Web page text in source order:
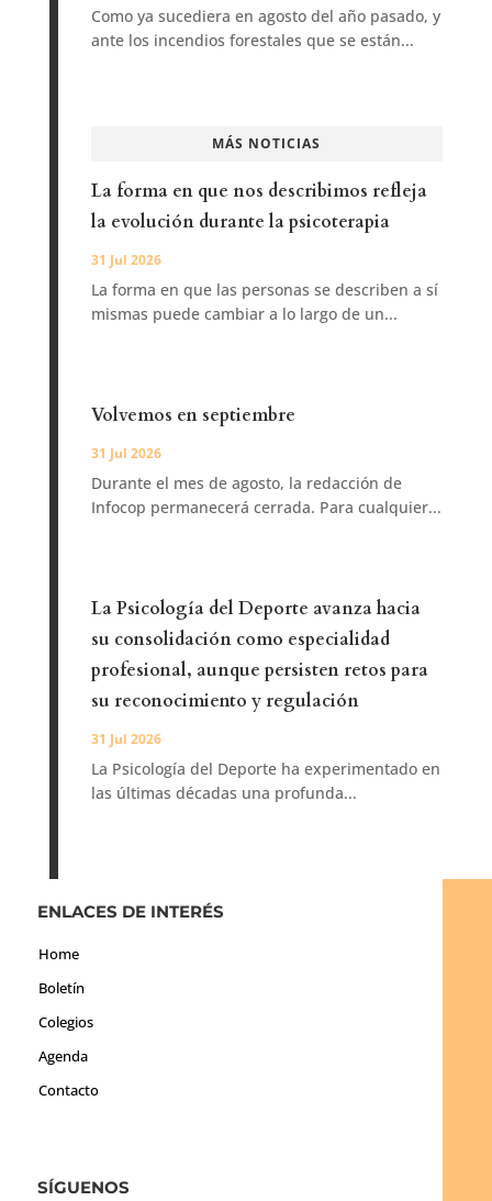
Como ya sucediera en agosto del año pasado, y
ante los incendios forestales que se están...
MÁS NOTICIAS
La forma en que nos describimos refleja
la evolución durante la psicoterapia
31 Jul 2026
La forma en que las personas se describen a sí
mismas puede cambiar a lo largo de un...
Volvemos en septiembre
31 Jul 2026
Durante el mes de agosto, la redacción de
Infocop permanecerá cerrada. Para cualquier...
La Psicología del Deporte avanza hacia
su consolidación como especialidad
profesional, aunque persisten retos para
su reconocimiento y regulación
31 Jul 2026
La Psicología del Deporte ha experimentado en
las últimas décadas una profunda...
ENLACES DE INTERÉS
Home
Boletín
Colegios
Agenda
Contacto
SÍGUENOS